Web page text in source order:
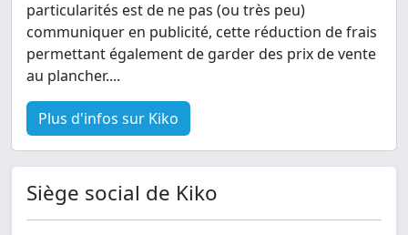
particularités est de ne pas (ou très peu)
communiquer en publicité, cette réduction de frais
permettant également de garder des prix de vente
au plancher....
Plus d'infos sur Kiko
Siège social de Kiko